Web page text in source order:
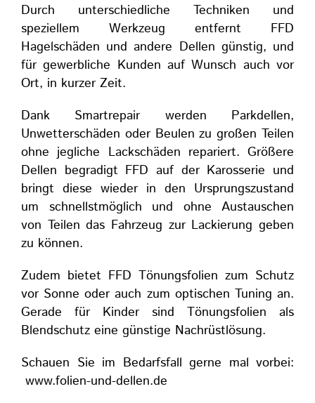
Durch unterschiedliche Techniken und
speziellem Werkzeug entfernt FFD
Hagelschäden und andere Dellen günstig, und
für gewerbliche Kunden auf Wunsch auch vor
Ort, in kurzer Zeit.
Dank Smartrepair werden Parkdellen,
Unwetterschäden oder Beulen zu großen Teilen
ohne jegliche Lackschäden repariert. Größere
Dellen begradigt FFD auf der Karosserie und
bringt diese wieder in den Ursprungszustand
um schnellstmöglich und ohne Austauschen
von Teilen das Fahrzeug zur Lackierung geben
zu können.
Zudem bietet FFD Tönungsfolien zum Schutz
vor Sonne oder auch zum optischen Tuning an.
Gerade für Kinder sind Tönungsfolien als
Blendschutz eine günstige Nachrüstlösung.
Schauen Sie im Bedarfsfall gerne mal vorbei:
www.folien-und-dellen.de